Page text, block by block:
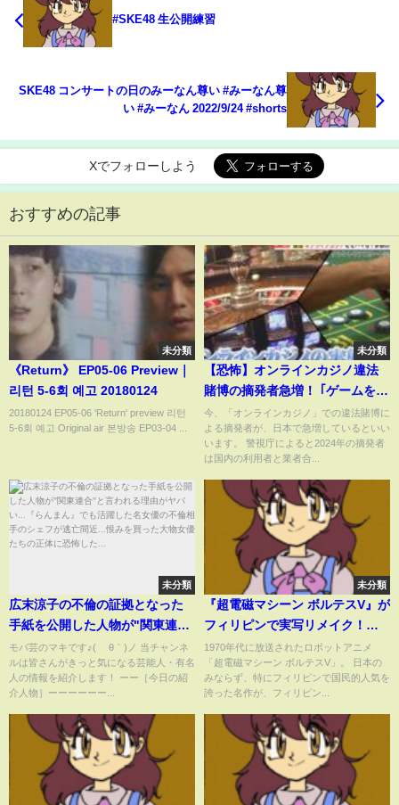
#SKE48 生公開練習
SKE48 コンサートの日のみーなん尊い #みーなん尊
い #みーなん 2022/9/24 #shorts
Xでフォローしよう
おすすめの記事
未分類
《Return》 EP05-06 Preview｜
리턴 5-6회 예고 20180124
20180124 EP05-06 'Return' preview 리턴
5-6회 예고 Original air 본방송 EP03-04 ...
未分類
【恐怖】オンラインカジノ違法
賭博の摘発者急増！ ｢ゲームをや
っている感覚」依存症の実態と
は？【めざまし8ニュース】
今、「オンラインカジノ」での違法賭博に
よる摘発者が、日本で急増しているといい
います。 警視庁によると2024年の摘発者
は国内の利用者と業者合...
未分類
広末涼子の不倫の証拠となった
手紙を公開した人物が"関東連
合"と言われる理由がヤバい...
『らんまん』でも活躍した名女
優の不倫相手のシェフが逃亡間
正体に恐怖した...
モバ芸のマキです♪( ´θ｀)ノ 当チャンネ
ルは皆さんがきっと気になる芸能人・有名
人の情報を紹介します！ ーー［今日の紹
介人物］ーーーーーー...
未分類
『超電磁マシーン ボルテスV』が
フィリピンで実写リメイク！
GMA-7『ボルテスVレガシー』
Voltes V Legacyフィリピンの
3DCGアニメーション＋実写
1970年代に放送されたロボットアニメ
「超電磁マシーン ボルテスV」。 日本の
みならず、特にフィリピンで国民的人気を
誇った名作が、フィリピン...